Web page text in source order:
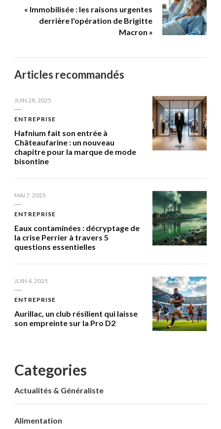
« Immobilisée : les raisons urgentes
derrière l'opération de Brigitte
Macron »
Articles recommandés
JUIN 28, 2025
ENTREPRISE
Hafnium fait son entrée à
Châteaufarine : un nouveau
chapitre pour la marque de mode
bisontine
MAI 7, 2025
ENTREPRISE
Eaux contaminées : décryptage de
la crise Perrier à travers 5
questions essentielles
JUIN 4, 2025
ENTREPRISE
Aurillac, un club résilient qui laisse
son empreinte sur la Pro D2
Categories
Actualités & Généraliste
Alimentation